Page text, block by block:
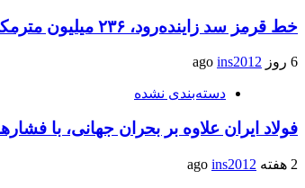
خط قرمز سد زاینده‌رود، ۲۳۶ میلیون مترمکعب است
6 روز ago ins2012
دسته‌بندی نشده
فولاد ایران علاوه بر بحران جهانی، با
2 هفته ago ins2012